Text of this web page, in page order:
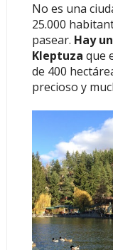
No es una
25.000
pasear. Hay
Kleptuza que
de 400
precioso y